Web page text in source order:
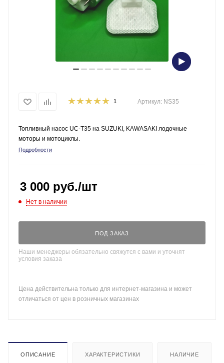
1 Артикул: NS35
Топливный насос UC-T35 на SUZUKI, KAWASAKI лодочные
моторы и мотоциклы.
Подробности
3 000 руб./шт
Нет в наличии
ПОД ЗАКАЗ
Наши менеджеры обязательно свяжутся с вами и уточнят
условия заказа
Цена действительна только для интернет-магазина и может
отличаться от цен в розничных магазинах
ОПИСАНИЕ ХАРАКТЕРИСТИКИ НАЛИЧИЕ